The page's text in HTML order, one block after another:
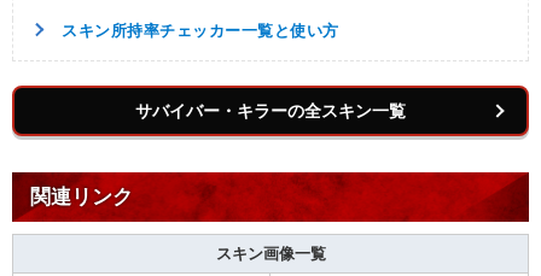
スキン所持率チェッカー一覧と使い方
サバイバー・キラーの全スキン一覧
関連リンク
スキン画像一覧